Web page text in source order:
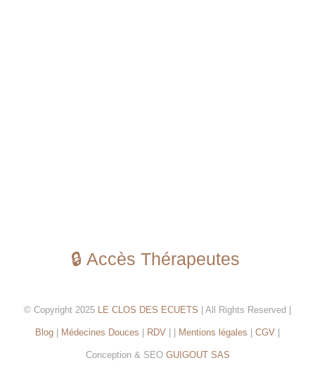
🔒 Accès Thérapeutes
© Copyright 2025 LE CLOS DES ECUETS | All Rights Reserved |
Blog Médecines Douces RDV Mentions légales CGV
Conception & SEO GUIGOUT SAS